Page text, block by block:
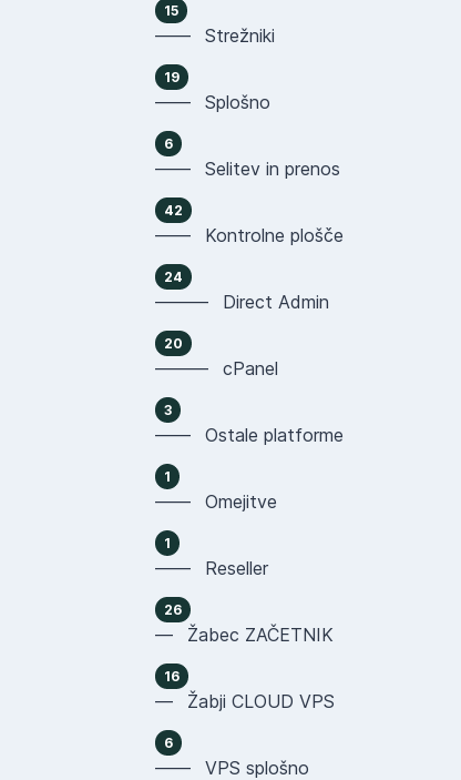
15
—— Strežniki
19
—— Splošno
6
—— Selitev in prenos
42
—— Kontrolne plošče
24
——— Direct Admin
20
——— cPanel
3
—— Ostale platforme
1
—— Omejitve
1
—— Reseller
26
— Žabec ZAČETNIK
16
— Žabji CLOUD VPS
6
—— VPS splošno